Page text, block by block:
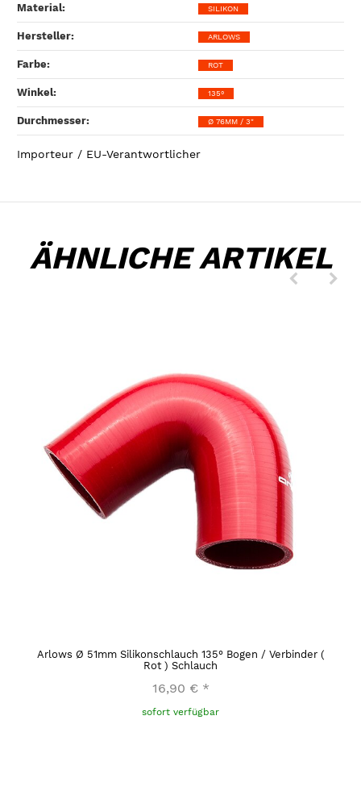
Material‍: SILIKON
Hersteller‍: ARLOWS
Farbe‍: ROT
Winkel‍: 135°
Durchmesser‍: Ø 76MM / 3"
Importeur / EU-Verantwortlicher
ÄHNLICHE ARTIKEL
Arlows Ø 51mm Silikonschlauch 135° Bogen / Verbinder (
Rot ) Schlauch
16,90 € *
sofort verfügbar